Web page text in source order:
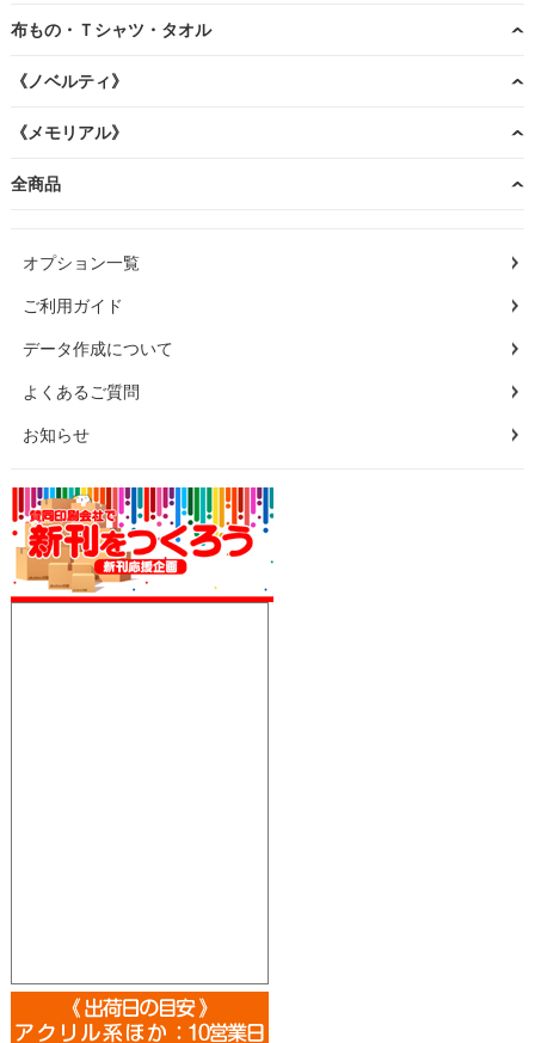
布もの・Ｔシャツ・タオル
《ノベルティ》
《メモリアル》
全商品
オプション一覧
ご利用ガイド
データ作成について
よくあるご質問
お知らせ